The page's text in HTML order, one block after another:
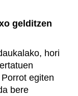
gelditzen
hori
egiten
bere